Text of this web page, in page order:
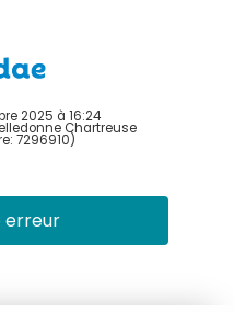
2025 à 16:24
Chartreuse
7296910)
erreur